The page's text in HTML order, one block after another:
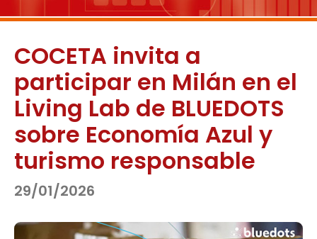
COCETA invita a
participar en Milán en el
Living Lab de BLUEDOTS
sobre Economía Azul y
turismo responsable
29/01/2026